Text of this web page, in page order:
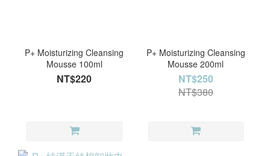
P+ Moisturizing Cleansing
Mousse 100ml
NT$220
P+ Moisturizing Cleansing
Mousse 200ml
NT$250
NT$380